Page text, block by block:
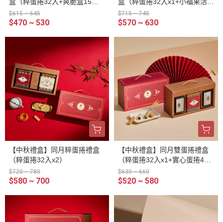
／盒）
$615 ~ 645
$470 ~ 530
盒5入／盒）
$715 ~ 745
$570 ~ 630
【中秋禮盒】同月粹蛋捲禮盒
（粹蛋捲32入x2）
$720 ~ 780
$580 ~ 700
【中秋禮盒】同月雙蛋捲禮盒
（粹蛋捲32入x1+實心蛋捲4入
x2）
$630 ~ 660
$520 ~ 580